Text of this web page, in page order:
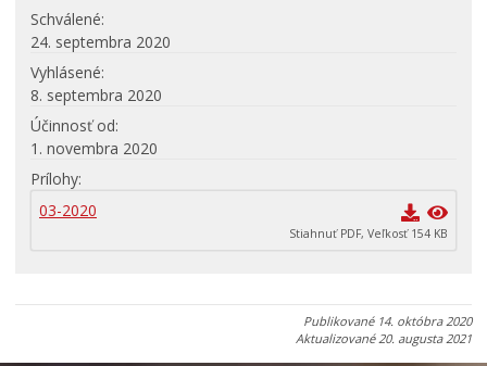
NÁVRHY VZN
SCHVÁLENÉ VZN
KONSOLIDOVANÉ VZN
Územné plánovanie
Tlačové správy
Rozpočet mesta
Hospodárenie mesta
Levoča
Stratégia cestovného ruchu v okrese Levoča 2021 – 2027
Schválené
24. septembra 2020
Vyhlásené
8. septembra 2020
Účinnosť od
1. novembra 2020
Prílohy
03-2020
Stiahnuť PDF, Veľkosť 154 KB
Publikované 14. októbra 2020
Aktualizované20. augusta 2021